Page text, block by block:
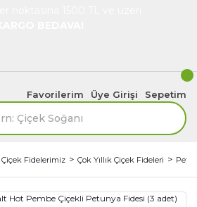
Favorilerim Üye Girişi Sepetim
Çiçek Fidelerimiz Çok Yıllık Çiçek Fideleri